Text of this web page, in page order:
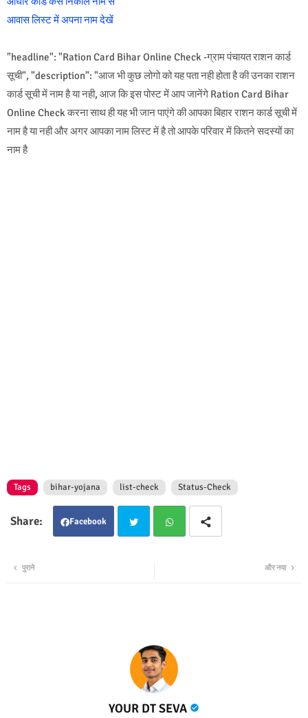
आवास लिस्ट में अपना नाम देखें
"headline": "Ration Card Bihar Online Check -ग्राम पंचायत राशन कार्ड
सूची", "description": "आज भी कुछ लोगो को यह पता नही होता है की उनका राशन
कार्ड सूची में नाम है या नही, आज कि इस पोस्ट में आप जानेंगे Ration Card Bihar
Online Check करना साथ ही यह भी जान पाएंगे की आपका बिहार राशन कार्ड सूची में
नाम है या नही और अगर आपका नाम लिस्ट में है तो आपके परिवार में कितने सदस्यों का
नाम है
Tags bihar-yojana list-check Status-Check
Facebook
और नया
पुराने
YOUR DT SEVA